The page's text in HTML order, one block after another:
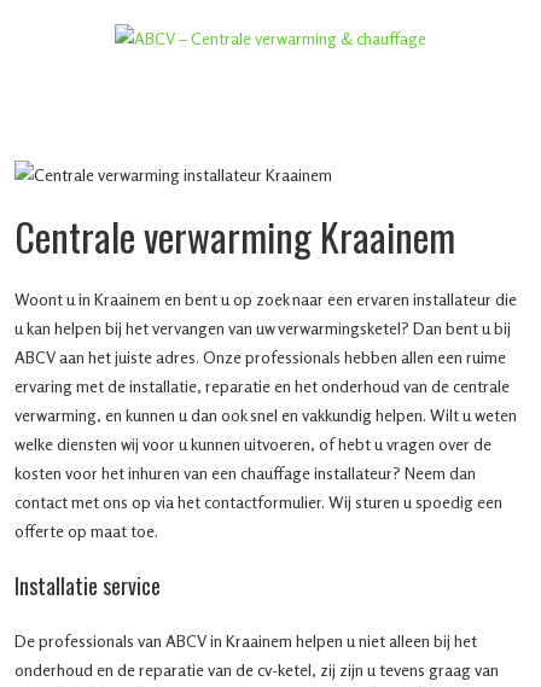
Centrale verwarming Kraainem
Woont u in Kraainem en bent u op zoek naar een ervaren installateur die
u kan helpen bij het vervangen van uw verwarmingsketel? Dan bent u bij
ABCV aan het juiste adres. Onze professionals hebben allen een ruime
ervaring met de installatie, reparatie en het onderhoud van de centrale
verwarming, en kunnen u dan ook snel en vakkundig helpen. Wilt u weten
welke diensten wij voor u kunnen uitvoeren, of hebt u vragen over de
kosten voor het inhuren van een chauffage installateur? Neem dan
contact met ons op via het contactformulier. Wij sturen u spoedig een
offerte op maat toe.
Installatie service
De professionals van ABCV in Kraainem helpen u niet alleen bij het
onderhoud en de reparatie van de cv-ketel, zij zijn u tevens graag van